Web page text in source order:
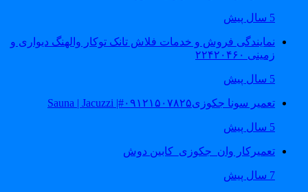
نمایندگی فروش و خدمات فلاش تانک توکار والهنگ دیواری و
زمینی ۲۲۴۲۰۴۶۰
تعمیر سونا جکوزی۰۹۱۲۱۵۰۷۸۲۵#| Sauna | Jacuzzi
تعمیرکار وان_جکوزی_کابین دوش